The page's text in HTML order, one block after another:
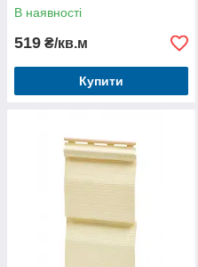
В наявності
519 ₴/кв.м
Купити